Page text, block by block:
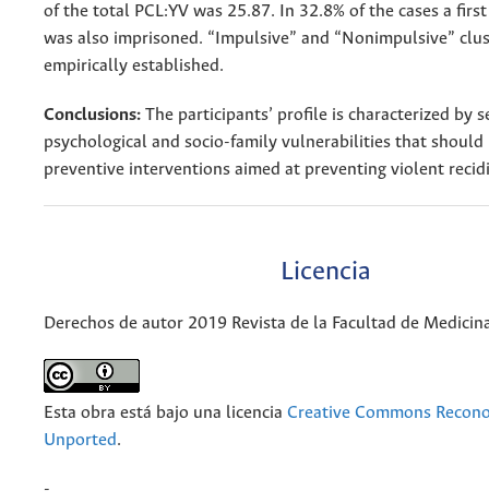
of the total PCL:YV was 25.87. In 32.8% of the cases a
was also imprisoned. “Impulsive” and “Nonimpulsive”
empirically established.
Conclusions: The participants’ profile is characterized by
psychological and socio-family vulnerabilities that should
preventive interventions aimed at preventing violent
Licencia
Derechos de autor 2019 Revista de la Facultad de
Esta obra está bajo una licencia Creative Commons
Unported.
-